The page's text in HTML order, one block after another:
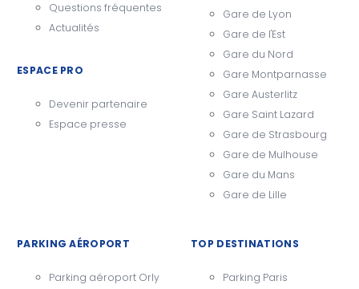
Questions fréquentes
Actualités
ESPACE PRO
Devenir partenaire
Espace presse
Gare de Lyon
Gare de l'Est
Gare du Nord
Gare Montparnasse
Gare Austerlitz
Gare Saint Lazard
Gare de Strasbourg
Gare de Mulhouse
Gare du Mans
Gare de Lille
PARKING AÉROPORT
Parking aéroport Orly
TOP DESTINATIONS
Parking Paris